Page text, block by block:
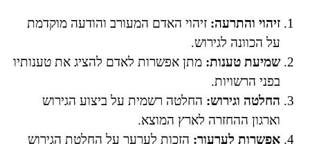
זיהוי והתרעה: זיהוי האדם המעורב והודעה מוקדמת
על הכוונה לגירוש.
שמיעת טענות: מתן אפשרות לאדם להציג את טענותיו
בפני הרשויות.
החלטה וגירוש: החלטה רשמית על ביצוע הגירוש
וארגון ההחזרה לארץ המוצא.
אפשרות לערעור: הזכות לערער על החלטת הגירוש